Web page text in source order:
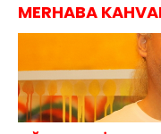
MERHABA